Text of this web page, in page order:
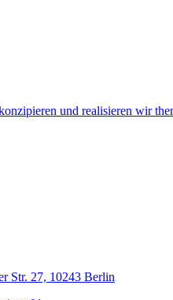
und realisieren wir